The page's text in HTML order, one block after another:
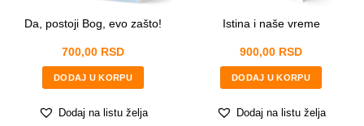
Da, postoji Bog, evo zašto!
700,00 RSD
DODAJ U KORPU
Dodaj na listu želja
Istina i naše vreme
900,00 RSD
DODAJ U KORPU
Dodaj na listu želja